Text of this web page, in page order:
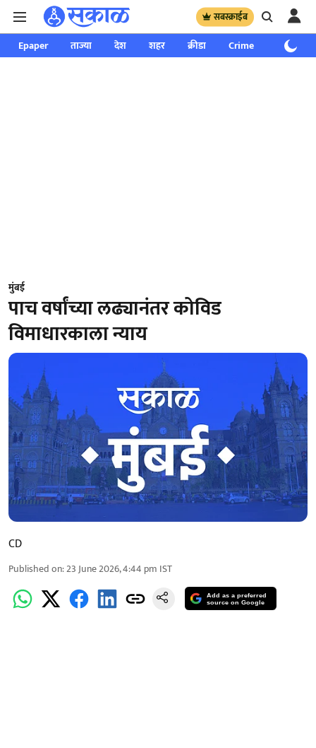
सबस्क्राईब
Epaper ताज्या देश शहर क्रीडा Crime साप्ताहिक
मुंबई
पाच वर्षांच्या लढ्यानंतर कोविड
विमाधारकाला न्याय
CD
Published on:23 June 2026, 4:44 pm IST
Add as a preferred
source on Google